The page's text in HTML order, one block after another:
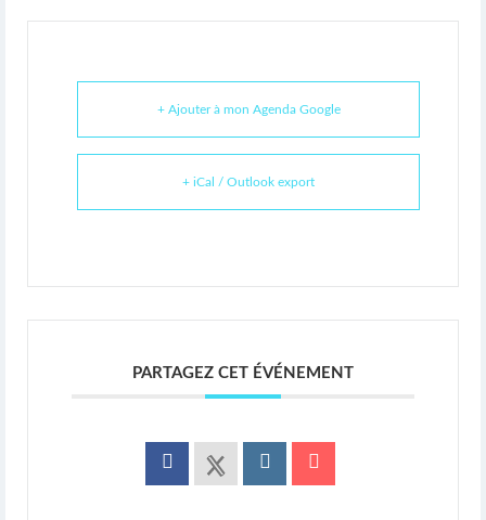
+ Ajouter à mon Agenda Google
+ iCal / Outlook export
PARTAGEZ CET ÉVÉNEMENT